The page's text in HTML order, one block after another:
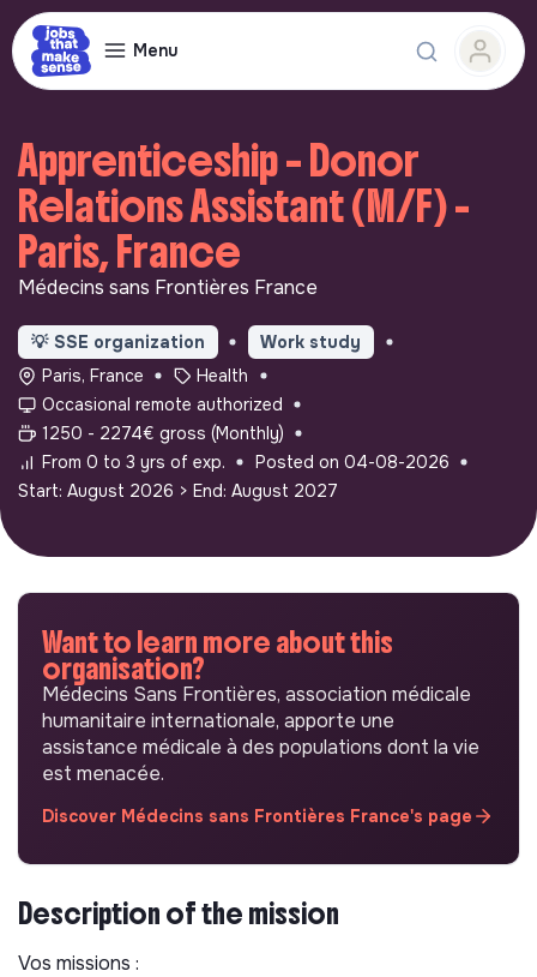
Menu
Apprenticeship – Donor
Relations Assistant (M/F) -
Paris, France
Médecins sans Frontières France
💡 SSE organization
Work study
Paris, France
Health
Occasional remote authorized
1250 - 2274€ gross (Monthly)
From 0 to 3 yrs of exp.
Posted on 04-08-2026
Start: August 2026 > End: August 2027
Want to learn more about this
organisation?
Médecins Sans Frontières, association médicale
humanitaire internationale, apporte une
assistance médicale à des populations dont la vie
est menacée.
Discover Médecins sans Frontières France's page
Description of the mission
Vos missions :